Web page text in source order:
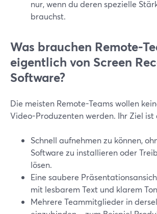
nur, wenn du deren spezielle
brauchst.
Was brauchen Remote-
eigentlich von Screen
Software?
Die meisten Remote-Teams wollen
Video-Produzenten werden. Ihr Ziel ist
Schnell aufnehmen zu können,
Software zu installieren oder
lösen.
Eine saubere
mit lesbarem Text und klarem
Mehrere Teammitglieder in